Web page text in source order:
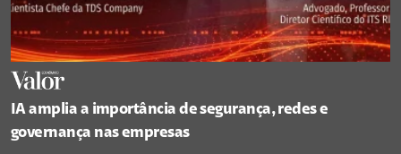
IA amplia a importância de segurança, redes e
governança nas empresas